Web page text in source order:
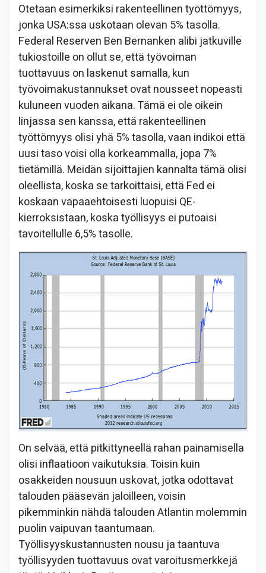
Otetaan esimerkiksi rakenteellinen työttömyys,
jonka USA:ssa uskotaan olevan 5% tasolla.
Federal Reserven Ben Bernanken alibi jatkuville
tukiostoille on ollut se, että työvoiman
tuottavuus on laskenut samalla, kun
työvoimakustannukset ovat nousseet nopeasti
kuluneen vuoden aikana. Tämä ei ole oikein
linjassa sen kanssa, että rakenteellinen
työttömyys olisi yhä 5% tasolla, vaan indikoi että
uusi taso voisi olla korkeammalla, jopa 7%
tietämillä. Meidän sijoittajien kannalta tämä olisi
oleellista, koska se tarkoittaisi, että Fed ei
koskaan vapaaehtoisesti luopuisi QE-
kierroksistaan, koska työllisyys ei putoaisi
tavoitellulle 6,5% tasolle.
On selvää, että pitkittyneellä rahan painamisella
olisi inflaatioon vaikutuksia. Toisin kuin
osakkeiden nousuun uskovat, jotka odottavat
talouden pääsevän jaloilleen, voisin
pikemminkin nähdä talouden Atlantin molemmin
puolin vaipuvan taantumaan.
Työllisyyskustannusten nousu ja taantuva
työllisyyden tuottavuus ovat varoitusmerkkejä